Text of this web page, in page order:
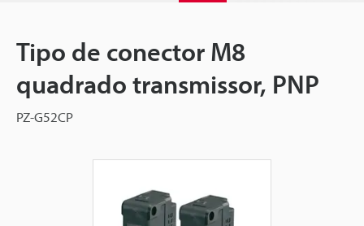
Tipo de conector M8
quadrado transmissor, PNP
PZ-G52CP